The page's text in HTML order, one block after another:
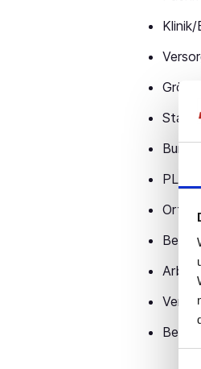
Klinik/
Staat:
PLZ-
Ort/